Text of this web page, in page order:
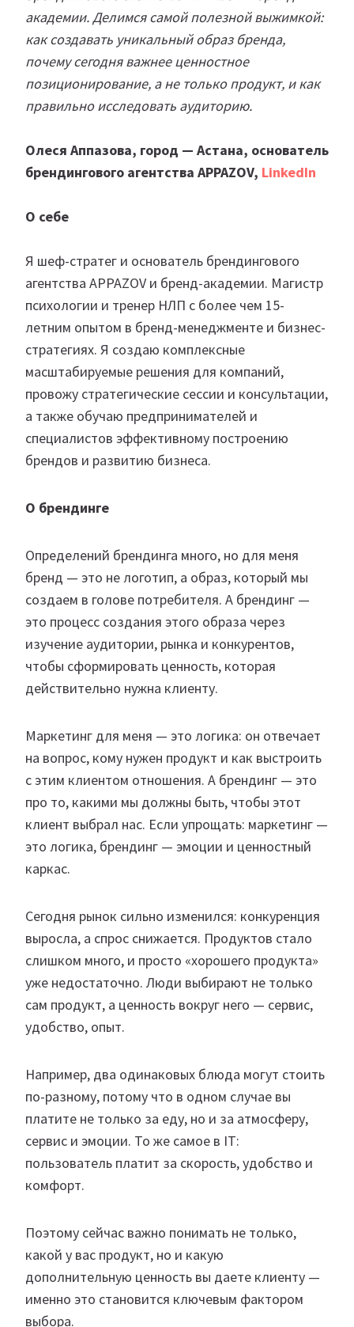
академии. Делимся самой полезной выжимкой:
как создавать уникальный образ бренда,
почему сегодня важнее ценностное
позиционирование, а не только продукт, и как
правильно исследовать аудиторию.
Олеся Аппазова, город — Астана, основатель
брендингового агентства APPAZOV, LinkedIn
О себе
Я шеф-стратег и основатель брендингового
агентства APPAZOV и бренд-академии. Магистр
психологии и тренер НЛП с более чем 15-
летним опытом в бренд-менеджменте и бизнес-
стратегиях. Я создаю комплексные
масштабируемые решения для компаний,
провожу стратегические сессии и консультации,
а также обучаю предпринимателей и
специалистов эффективному построению
брендов и развитию бизнеса.
О брендинге
Определений брендинга много, но для меня
бренд — это не логотип, а образ, который мы
создаем в голове потребителя. А брендинг —
это процесс создания этого образа через
изучение аудитории, рынка и конкурентов,
чтобы сформировать ценность, которая
действительно нужна клиенту.
Маркетинг для меня — это логика: он отвечает
на вопрос, кому нужен продукт и как выстроить
с этим клиентом отношения. А брендинг — это
про то, какими мы должны быть, чтобы этот
клиент выбрал нас. Если упрощать: маркетинг —
это логика, брендинг — эмоции и ценностный
каркас.
Сегодня рынок сильно изменился: конкуренция
выросла, а спрос снижается. Продуктов стало
слишком много, и просто «хорошего продукта»
уже недостаточно. Люди выбирают не только
сам продукт, а ценность вокруг него — сервис,
удобство, опыт.
Например, два одинаковых блюда могут стоить
по-разному, потому что в одном случае вы
платите не только за еду, но и за атмосферу,
сервис и эмоции. То же самое в IT:
пользователь платит за скорость, удобство и
комфорт.
Поэтому сейчас важно понимать не только,
какой у вас продукт, но и какую
дополнительную ценность вы даете клиенту —
именно это становится ключевым фактором
выбора.